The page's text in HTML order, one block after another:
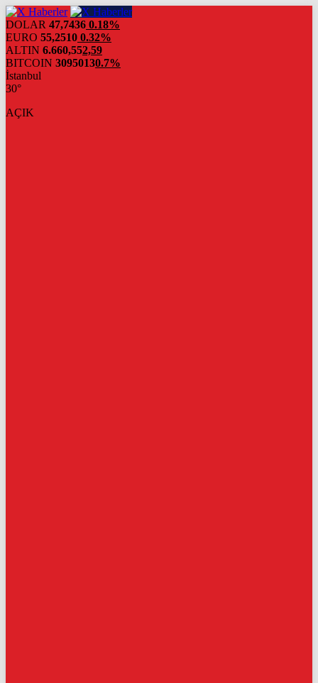
DOLAR 47,7436 0.18%
EURO 55,2510 0.32%
ALTIN 6.660,552,59
BITCOIN 30950130.7%
İstanbul
30°
AÇIK